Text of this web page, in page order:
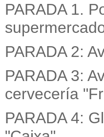
PARADA 1.
PARADA 2:
PARADA 3:
cervecería
PARADA 4: